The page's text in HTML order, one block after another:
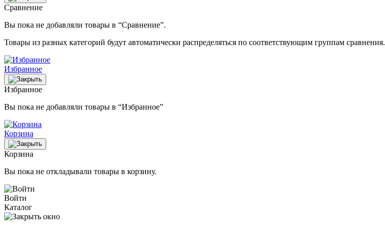
Сравнение
Вы пока не добавляли товары в “Сравнение”.
Товары из разных категорий будут автоматически распределяться по соответствующим группам сравнения.
Избранное
Избранное
Вы пока не добавляли товары в “Избранное”
Корзина
Корзина
Вы пока не откладывали товары в корзину.
Войти
Каталог